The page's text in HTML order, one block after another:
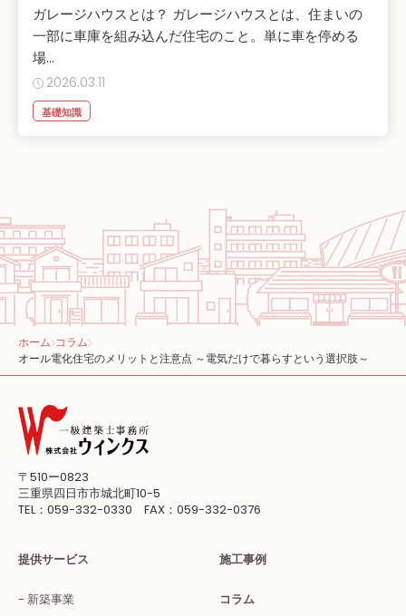
ガレージハウスとは？ ガレージハウスとは、住まいの
一部に車庫を組み込んだ住宅のこと。単に車を停める
場...
2026.03.11
基礎知識
ホーム コラム
オール電化住宅のメリットと注意点 ～電気だけで暮らすという選択肢～
〒510ー0823
三重県四日市市城北町10-5
TEL：059-332-0330 FAX：059-332-0376
提供サービス
新築事業
施工事例
コラム